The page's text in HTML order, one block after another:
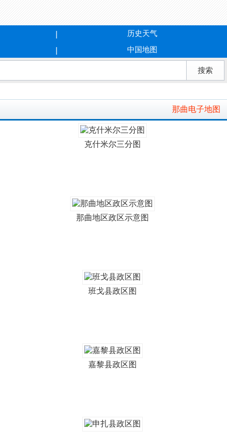
历史天气
中国地图
那曲电子地图
克什米尔三分图
那曲地区政区示意图
班戈县政区图
嘉黎县政区图